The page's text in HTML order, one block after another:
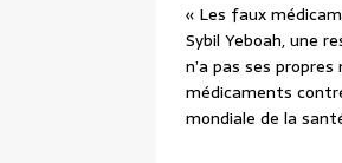
« Les faux
Sybil Yeboah, une
n’a pas ses
médicaments
mondiale de la